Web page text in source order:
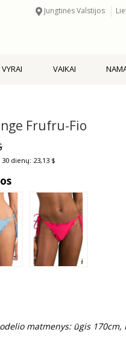
Jungtinės Valstijos
VYRAI VAIKAI
Frufru-Fio
dienų: 23,13 $
matmenys: ūgis